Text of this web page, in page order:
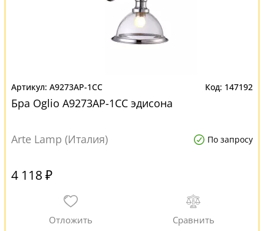
A9273AP-1CC 147192
Бра Oglio A9273AP-1CC эдисона
Arte Lamp (Италия) По запросу
4 118 ₽